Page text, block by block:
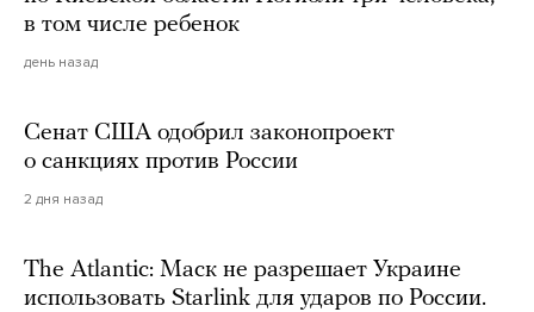
в том числе ребенок
день назад
Сенат США одобрил законопроект
о санкциях против России
2 дня назад
The Atlantic: Маск не разрешает Украине
использовать Starlink для ударов по России.